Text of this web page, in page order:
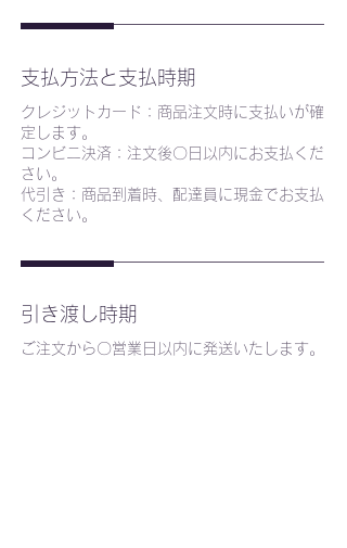
支払方法と支払時期
クレジットカード：商品注文時に支払いが確
定します。
コンビニ決済：注文後〇日以内にお支払くだ
さい。
代引き：商品到着時、配達員に現金でお支払
ください。
引き渡し時期
ご注文から〇営業日以内に発送いたします。